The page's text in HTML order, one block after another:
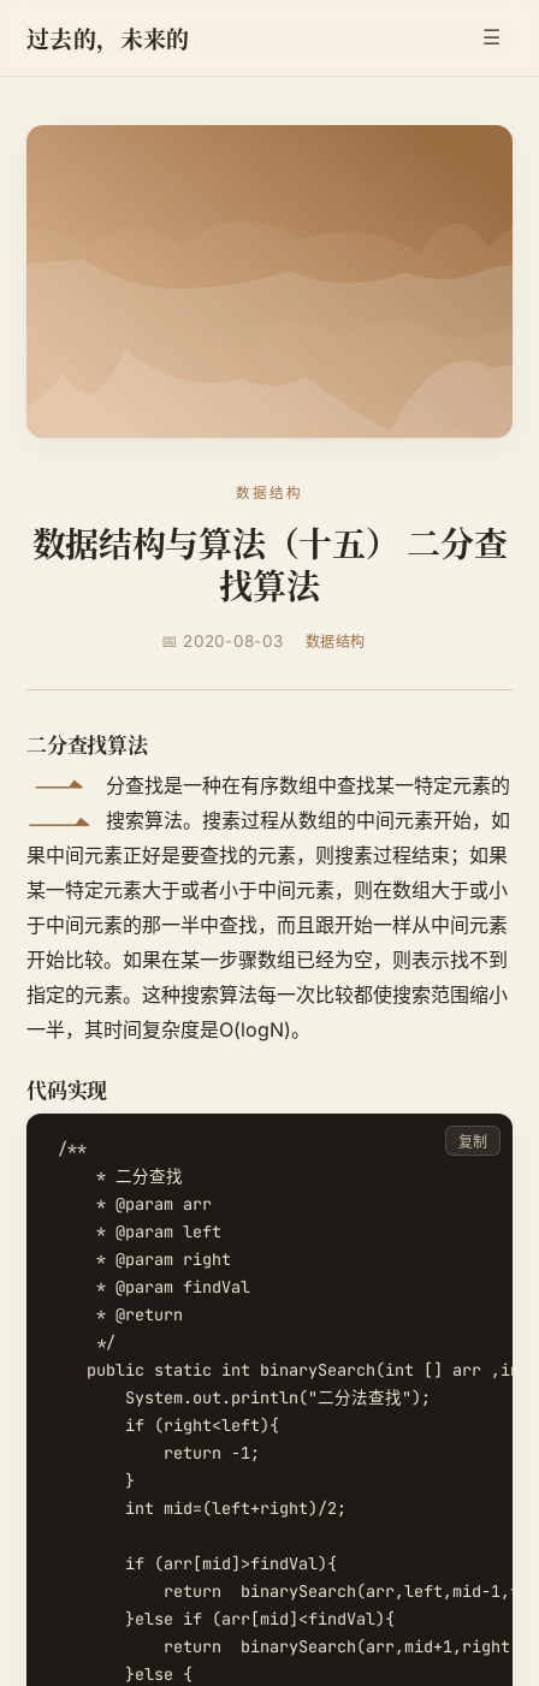
过去的，未来的 ☰
数据结构
数据结构与算法（十五） 二分查
找算法
📅 2020-08-03 数据结构
二分查找算法
二
分查找是一种在有序数组中查找某一特定元素的
搜索算法。搜素过程从数组的中间元素开始，如
果中间元素正好是要查找的元素，则搜素过程结束；如果
某一特定元素大于或者小于中间元素，则在数组大于或小
于中间元素的那一半中查找，而且跟开始一样从中间元素
开始比较。如果在某一步骤数组已经为空，则表示找不到
指定的元素。这种搜索算法每一次比较都使搜索范围缩小
一半，其时间复杂度是O(logN)。
代码实现
/**
     * 二分查找
     * @param arr
     * @param left
     * @param right
     * @param findVal
     * @return
     */
public static int binarySearch(int [] arr
        System.out.println("二分法查找");
        if (right<left){
            return -1;
        }
        int mid=(left+right)/2;
        if (arr[mid]>findVal){
return  binarySearch(arr,left,mid-
        }else if (arr[mid]<findVal){
return
        }else {
复制